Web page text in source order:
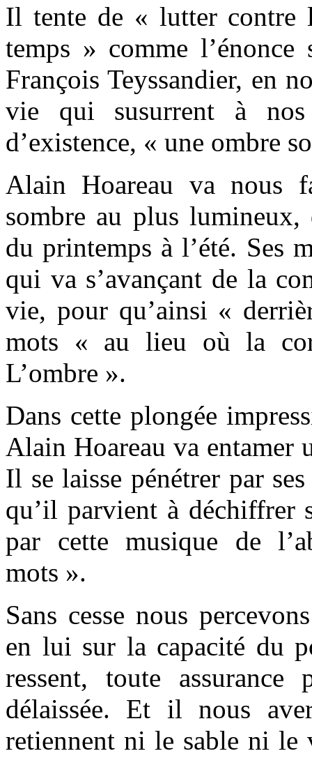
Il tente de « lutter contre
temps » comme
François Teyssandier, en
vie qui susurrent à
d’existence, « une ombre
Alain Hoareau va nous
sombre au plus lumineux,
du printemps à l’été. Ses
qui va s’avançant de la
vie, pour qu’ainsi «
mots « au lieu où la
L’ombre ».
Dans cette plongée
Alain Hoareau va entamer
Il se laisse pénétrer par
qu’il parvient à déchiffrer
par cette musique de
mots ».
Sans cesse nous
en lui sur la capacité du
ressent, toute assurance
délaissée. Et il nous
retiennent ni le sable ni le